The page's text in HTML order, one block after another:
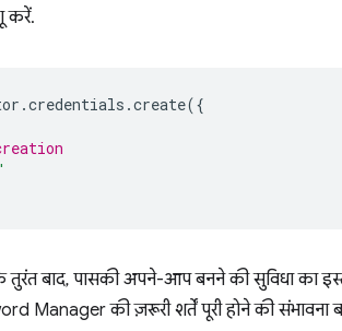
करें.
.credentials .create({
तुरंत बाद, पासकी अपने-आप बनने की सुविधा का
Manager की ज़रूरी शर्तें पूरी होने की संभावना